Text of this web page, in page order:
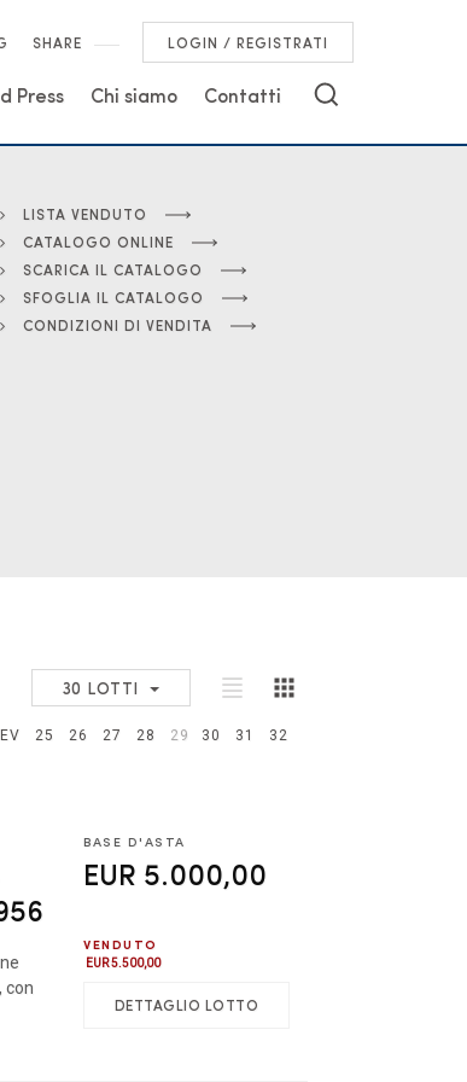
SHARE LOGIN / REGISTRATI
Press Chi siamo Contatti
LISTA VENDUTO
CATALOGO ONLINE
SCARICA IL CATALOGO
SFOGLIA IL CATALOGO
CONDIZIONI DI VENDITA
30 LOTTI
25 26 27 28 29 30 31
32
con
BASE D'ASTA
EUR 5.000,00
VENDUTO
EUR 5.500,00
DETTAGLIO LOTTO